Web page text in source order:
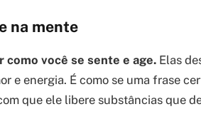
na mente
como você se sente e age. Elas
e energia. É como se uma frase
que ele libere substâncias que